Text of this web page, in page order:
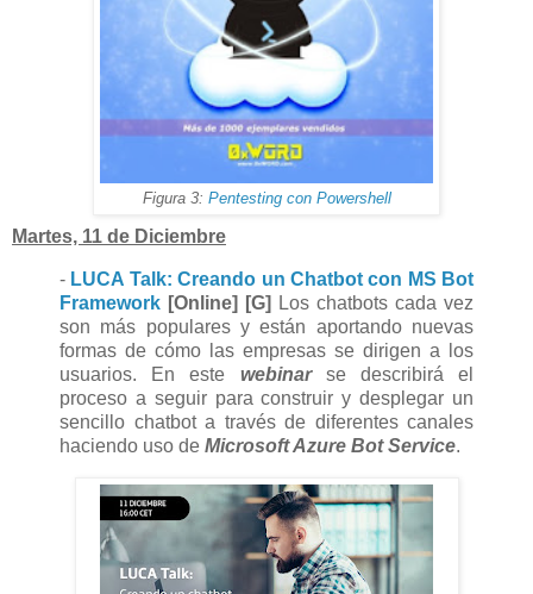
Figura 3: Pentesting con Powershell
Martes, 11 de Diciembre
- LUCA Talk: Creando un Chatbot con MS Bot
Framework [Online] [G]
Los chatbots cada vez
son más populares y están aportando nuevas
formas de cómo las empresas se dirigen a los
usuarios. En este webinarse describirá el
proceso a seguir para construir y desplegar un
sencillo chatbot a través de diferentes canales
haciendo uso de Microsoft Azure Bot Service.